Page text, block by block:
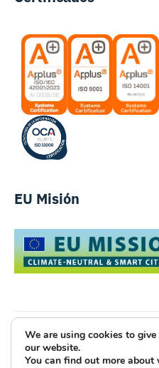
EU Misión
Luce
We are using cookies to
our website.
You can find out more